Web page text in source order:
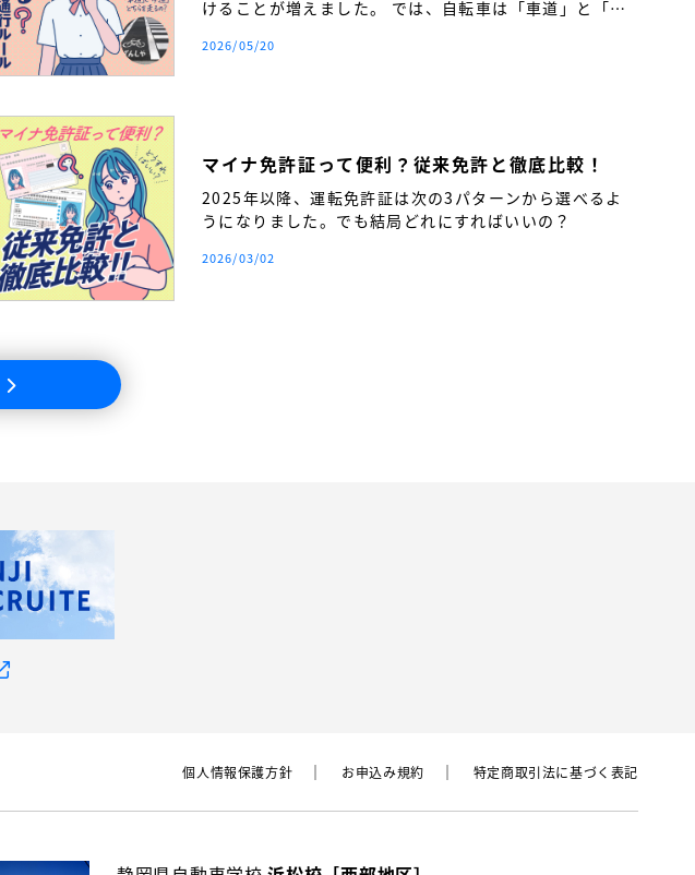
けることが増えました。 では、自転車は「車道」と「歩
2026/05/20
マイナ免許証って便利？従来免許と徹底比較！
2025年以降、運転免許証は次の3パターンから選べるよ
うになりました。でも結局どれにすればいいの？
2026/03/02
個⼈情報保護⽅針 お申込み規約 特定商取引法に基づく表記